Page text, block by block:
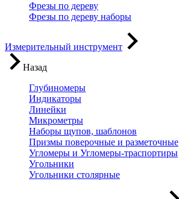
Фрезы по дереву
Фрезы по дереву наборы
Измерительный инструмент
Назад
Глубиномеры
Индикаторы
Линейки
Микрометры
Наборы щупов, шаблонов
Призмы поверочные и разметочные
Угломеры и Угломеры-траспортиры
Угольники
Угольники столярные